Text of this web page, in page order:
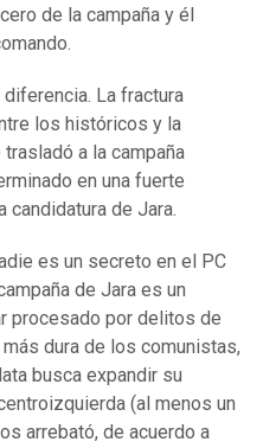
de la campaña y él
La fractura
los históricos y la
a la campaña
en una fuerte
candidatura de Jara.
es un secreto en el PC
de Jara es un
procesado por delitos de
dura de los comunistas,
busca expandir su
(al menos un
arrebató, de acuerdo a